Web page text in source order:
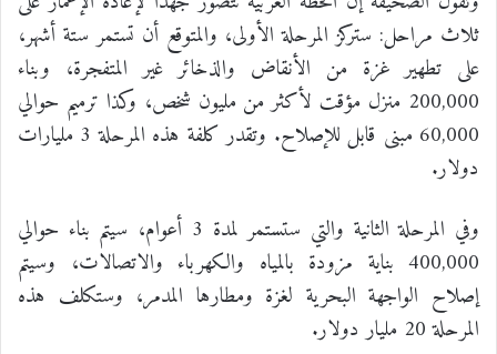
ثلاث مراحل: ستركز المرحلة الأولى، والمتوقع أن تستمر ستة أشهر،
على تطهير غزة من الأنقاض والذخائر غير المتفجرة، وبناء
200,000 منزل مؤقت لأكثر من مليون شخص، وكذا ترميم حوالي
60,000 مبنى قابل للإصلاح. وتقدر كلفة هذه المرحلة 3 مليارات
دولار.
وفي المرحلة الثانية والتي ستستمر لمدة 3 أعوام، سيتم بناء حوالي
400,000 بناية مزودة بالمياه والكهرباء والاتصالات، وسيتم
إصلاح الواجهة البحرية لغزة ومطارها المدمر، وستكلف هذه
المرحلة 20 مليار دولار.